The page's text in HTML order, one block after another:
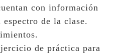
con información
de la clase.
de práctica para